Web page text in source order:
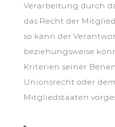
Verarbeitung durch
das Recht der
so kann der
beziehungsweise
Kriterien seiner
Unionsrecht oder
Mitgliedstaaten